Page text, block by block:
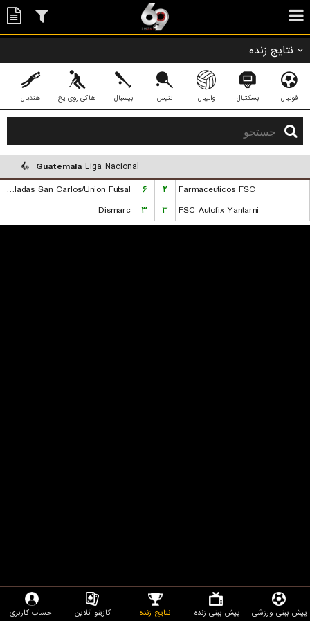
نتایج زنده
فوتبال بسکتبال والیبال تنیس بیسبال هاکی روی یخ هندبال
Guatemala Liga Nacional
Dobladas San Carlos/Union Futsal
۶ ۲
Farmaceuticos FSC
Dismarc
۳ ۳ FSC Autofix Yantarni
پیش بینی ورزشی پیش بینی زنده نتایج زنده کازینو آنلاین حساب کاربری